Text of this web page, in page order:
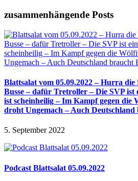
zusammenhängende Posts
Blattsalat vom 05.09.2022 – Hurra
Busse – dafür Tretroller – Die SVP ist
ist scheinheilig – Im Kampf gegen die
droht Ungemach – Auch
5. September 2022
Podcast Blattsalat 05.09.2022